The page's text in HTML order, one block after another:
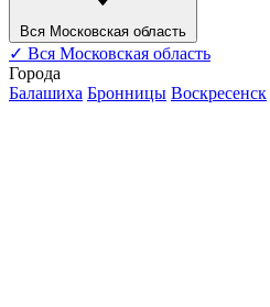
Вся Московская область
✓ Вся Московская область
Города
Балашиха Бронницы Воскресенск